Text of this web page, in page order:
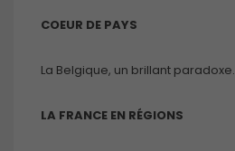
COEUR DE PAYS
La Belgique, un brillant paradoxe.
LA FRANCE EN RÉGIONS